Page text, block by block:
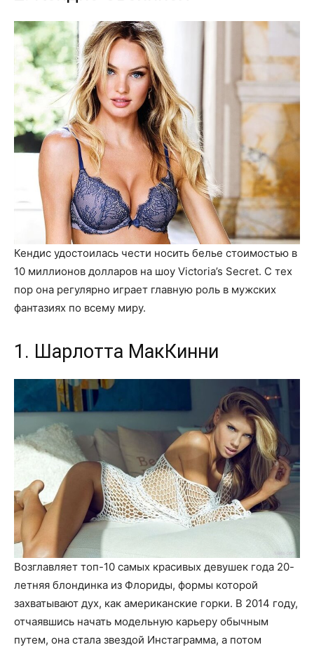
Кендис удостоилась чести носить белье стоимостью в
10 миллионов долларов на шоу Victoria’s Secret. С тех
пор она регулярно играет главную роль в мужских
фантазиях по всему миру.
1. Шарлотта МакКинни
Возглавляет топ-10 самых красивых девушек года 20-
летняя блондинка из Флориды, формы которой
захватывают дух, как американские горки. В 2014 году,
отчаявшись начать модельную карьеру обычным
путем, она стала звездой Инстаграмма, а потом